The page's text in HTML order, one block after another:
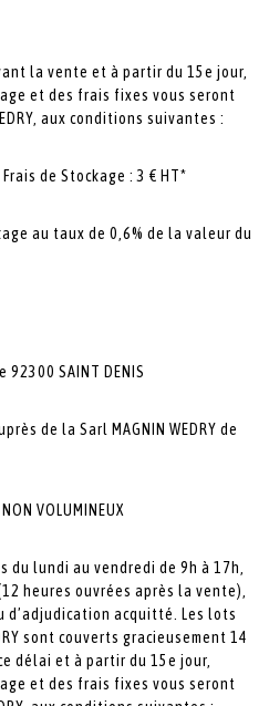
la vente et à partir du 15e jour,
et des frais fixes vous seront
aux conditions suivantes :
de Stockage : 3 € HT*
au taux de 0,6% de la valeur du
SAINT DENIS
de la Sarl MAGNIN WEDRY de
VOLUMINEUX
du lundi au vendredi de 9h à 17h,
heures ouvrées après la vente),
acquitté. Les lots
sont couverts gracieusement 14
délai et à partir du 15e jour,
et des frais fixes vous seront